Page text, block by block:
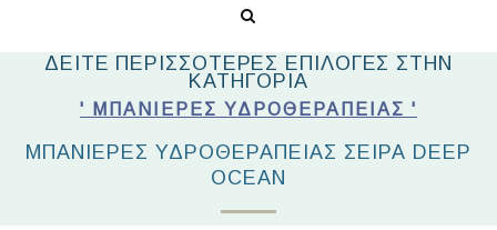
ΔΕΙΤΕ ΠΕΡΙΣΣΟΤΕΡΕΣ ΕΠΙΛΟΓΕΣ ΣΤΗΝ
ΚΑΤΗΓΟΡΙΑ
' ΜΠΑΝΙΕΡΕΣ ΥΔΡΟΘΕΡΑΠΕΙΑΣ '
ΜΠΑΝΙΈΡΕΣ ΥΔΡΟΘΕΡΑΠΕΊΑΣ ΣΕΙΡΆ DEEP
OCEAN